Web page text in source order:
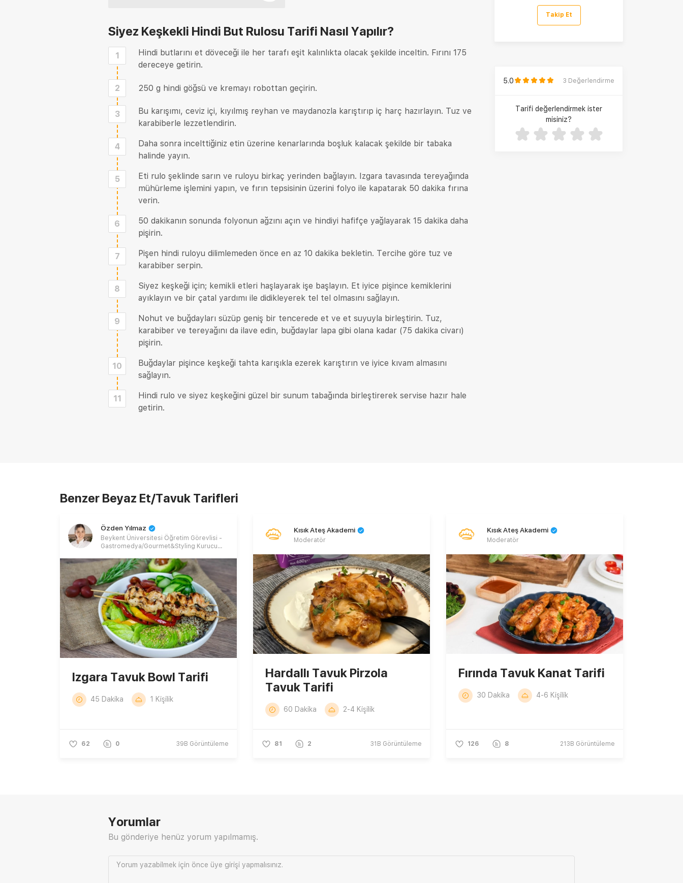
Siyez Keşkekli Hindi But Rulosu Tarifi Nasıl Yapılır?
1
Hindi butlarını et döveceği ile her tarafı eşit kalınlıkta olacak şekilde inceltin. Fırını 175
dereceye getirin.
2 250 g hindi göğsü ve kremayı robottan geçirin.
3
Bu karışımı, ceviz içi, kıyılmış reyhan ve maydanozla karıştırıp iç harç hazırlayın. Tuz ve
karabiberle lezzetlendirin.
4
Daha sonra incelttiğiniz etin üzerine kenarlarında boşluk kalacak şekilde bir tabaka
halinde yayın.
5
Eti rulo şeklinde sarın ve ruloyu birkaç yerinden bağlayın. Izgara tavasında tereyağında
mühürleme işlemini yapın, ve fırın tepsisinin üzerini folyo ile kapatarak 50 dakika fırına
verin.
6
50 dakikanın sonunda folyonun ağzını açın ve hindiyi hafifçe yağlayarak 15 dakika daha
pişirin.
7
Pişen hindi ruloyu dilimlemeden önce en az 10 dakika bekletin. Tercihe göre tuz ve
karabiber serpin.
8
Siyez keşkeği için; kemikli etleri haşlayarak işe başlayın. Et iyice pişince kemiklerini
ayıklayın ve bir çatal yardımı ile didikleyerek tel tel olmasını sağlayın.
9
Nohut ve buğdayları süzüp geniş bir tencerede et ve et suyuyla birleştirin. Tuz,
karabiber ve tereyağını da ilave edin, buğdaylar lapa gibi olana kadar (75 dakika civarı)
pişirin.
10
Buğdaylar pişince keşkeği tahta karışıkla ezerek karıştırın ve iyice kıvam almasını
sağlayın.
11
Hindi rulo ve siyez keşkeğini güzel bir sunum tabağında birleştirerek servise hazır hale
getirin.
Takip Et
5.0 3 Değerlendirme
Tarifi değerlendirmek ister
misiniz?
Benzer Beyaz Et/Tavuk Tarifleri
Özden Yılmaz
Beykent Üniversitesi Öğretim Görevlisi -
Gastromedya/Gourmet&Styling Kurucu
Izgara Tavuk Bowl Tarifi
45 Dakika 1 Kişilik
62 0 39B Görüntüleme
Kısık Ateş Akademi
Moderatör
Hardallı Tavuk Pirzola
Tavuk Tarifi
60 Dakika 2-4 Kişilik
81 2 31B Görüntüleme
Kısık Ateş Akademi
Moderatör
Fırında Tavuk Kanat Tarifi
30 Dakika 4-6 Kişilik
126 8 213B Görüntüleme
Yorumlar
Bu gönderiye henüz yorum yapılmamış.
Yorum yazabilmek için önce üye girişi yapmalısınız.